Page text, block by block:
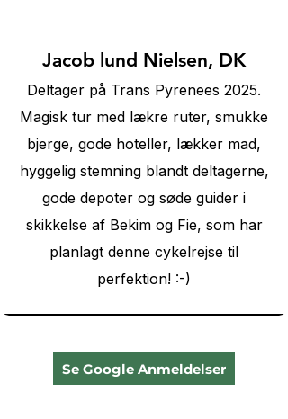
Jacob lund Nielsen, DK
Deltager på Trans Pyrenees 2025.
Magisk tur med lækre ruter, smukke
bjerge, gode hoteller, lækker mad,
hyggelig stemning blandt deltagerne,
gode depoter og søde guider i
skikkelse af Bekim og Fie, som har
planlagt denne cykelrejse til
perfektion! :-)
Se Google Anmeldelser